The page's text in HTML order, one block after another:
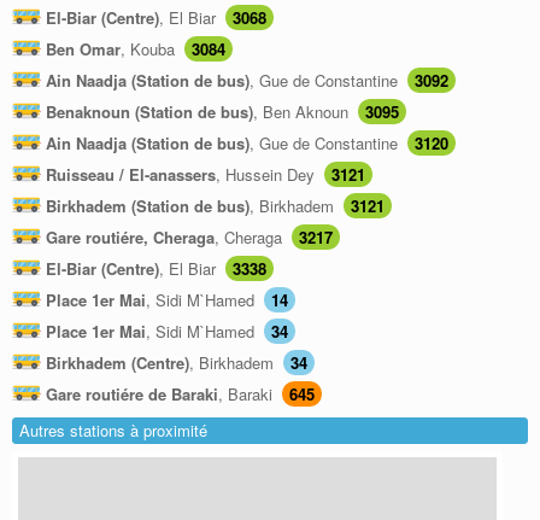
El-Biar (Centre), El Biar
3068
Ben Omar, Kouba
3084
Ain Naadja (Station de bus), Gue de Constantine
3092
Benaknoun (Station de bus), Ben Aknoun
3095
Ain Naadja (Station de bus), Gue de Constantine
3120
Ruisseau / El-anassers, Hussein Dey
3121
Birkhadem (Station de bus), Birkhadem
3121
Gare routiére, Cheraga, Cheraga
3217
El-Biar (Centre), El Biar
3338
Place 1er Mai, Sidi M`Hamed
14
Place 1er Mai, Sidi M`Hamed
34
Birkhadem (Centre), Birkhadem
34
Gare routiére de Baraki, Baraki
645
Autres stations à proximité